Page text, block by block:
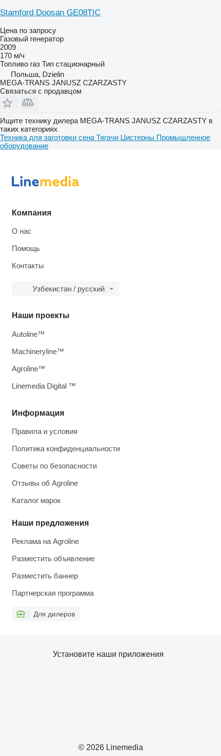
Stamford Doosan GE08TIC
Цена по запросу
Газовый генератор
2009
170 м/ч
Топливо газ Тип стационарный
Польша, Dzielin
MEGA-TRANS JANUSZ CZARZASTY
Связаться с продавцом
Ищите технику дилера MEGA-TRANS JANUSZ CZARZASTY в
таких категориях
Техника для заготовки сена Тягачи Цистерны Промышленное
оборудование
Компания
О нас
Помощь
Контакты
Узбекистан / русский
Информация
Правила и условия
Политика конфиденциальности
Советы по безопасности
Отзывы об Agroline
Каталог марок
Наши предложения
Реклама на Agroline
Разместить объявление
Разместить баннер
Партнерская программа
Для дилеров
Наши проекты
Autoline™
Machineryline™
Agroline™
Linemedia Digital ™
© 2026 Linemedia
Установите наши приложения